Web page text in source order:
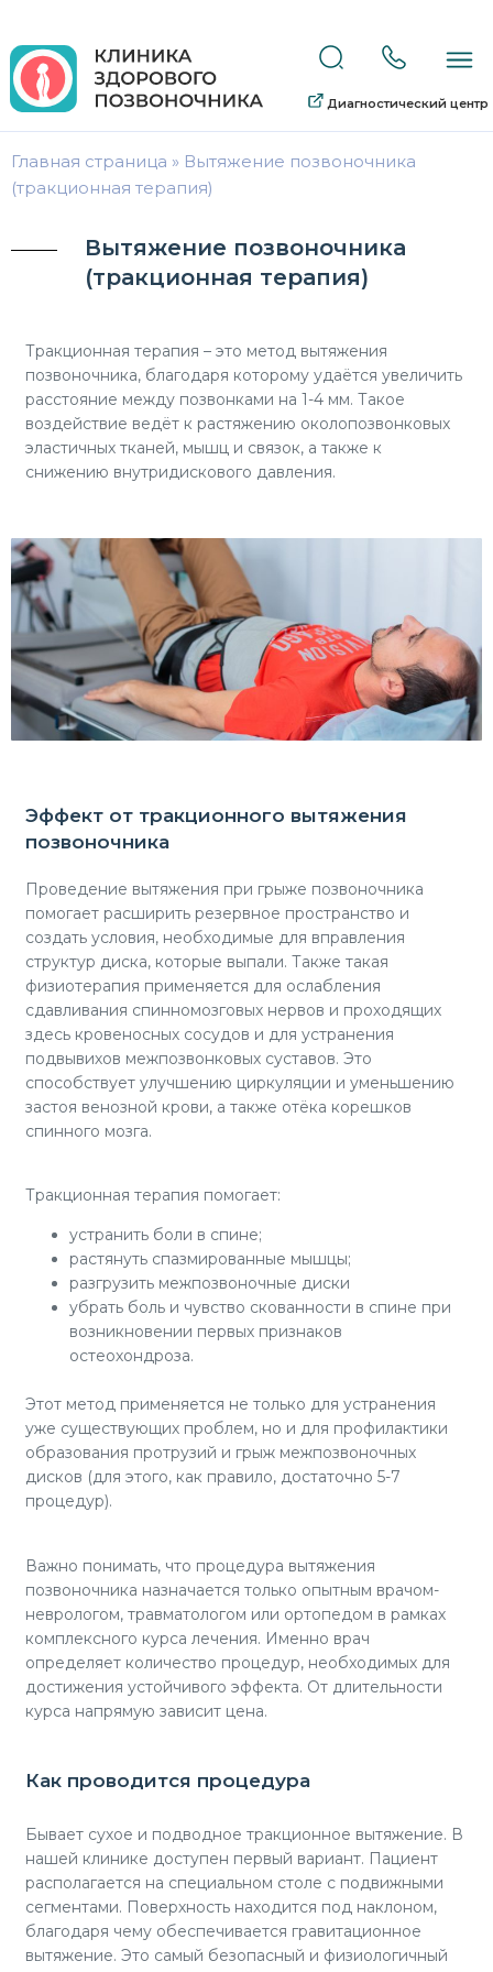
Диагностический центр
Главная страница » Вытяжение позвоночника
(тракционная терапия)
Вытяжение позвоночника
(тракционная терапия)
Тракционная терапия – это метод вытяжения
позвоночника, благодаря которому удаётся увеличить
расстояние между позвонками на 1-4 мм. Такое
воздействие ведёт к растяжению околопозвонковых
эластичных тканей, мышц и связок, а также к
снижению внутридискового давления.
Эффект от тракционного вытяжения
позвоночника
Проведение вытяжения при грыже позвоночника
помогает расширить резервное пространство и
создать условия, необходимые для вправления
структур диска, которые выпали. Также такая
физиотерапия применяется для ослабления
сдавливания спинномозговых нервов и проходящих
здесь кровеносных сосудов и для устранения
подвывихов межпозвонковых суставов. Это
способствует улучшению циркуляции и уменьшению
застоя венозной крови, а также отёка корешков
спинного мозга.
Тракционная терапия помогает:
устранить боли в спине;
растянуть спазмированные мышцы;
разгрузить межпозвоночные диски
убрать боль и чувство скованности в спине при
возникновении первых признаков
остеохондроза.
Этот метод применяется не только для устранения
уже существующих проблем, но и для профилактики
образования протрузий и грыж межпозвоночных
дисков (для этого, как правило, достаточно 5-7
процедур).
Важно понимать, что процедура вытяжения
позвоночника назначается только опытным врачом-
неврологом, травматологом или ортопедом в рамках
комплексного курса лечения. Именно врач
определяет количество процедур, необходимых для
достижения устойчивого эффекта. От длительности
курса напрямую зависит цена.
Как проводится процедура
Бывает сухое и подводное тракционное вытяжение. В
нашей клинике доступен первый вариант. Пациент
располагается на специальном столе с подвижными
сегментами. Поверхность находится под наклоном,
благодаря чему обеспечивается гравитационное
вытяжение. Это самый безопасный и физиологичный